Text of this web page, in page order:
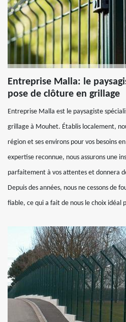
Entreprise Malla: le
pose de clôture en grillage
Entreprise Malla est le paysagiste
grillage à Mouhet. Établis localement,
région et ses environs pour vos besoins
expertise reconnue, nous assurons une
parfaitement à vos attentes et donnera
Depuis des années, nous ne cessons de
fiable, ce qui a fait de nous le choix